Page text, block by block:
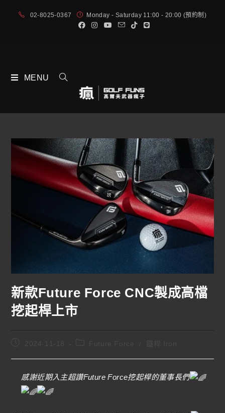
02-8025-0367 Monday - Saturday 11:00 - 20:00 (預約制)
MENU
新款Future Force CNC製成高檔
挖起桿上市
鐵桿 Iron
感謝近期入主超讚Future Force挖起桿的董事長們